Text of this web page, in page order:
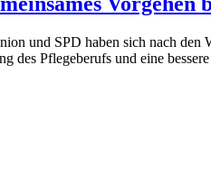
und SPD haben sich nach den
des Pflegeberufs und eine